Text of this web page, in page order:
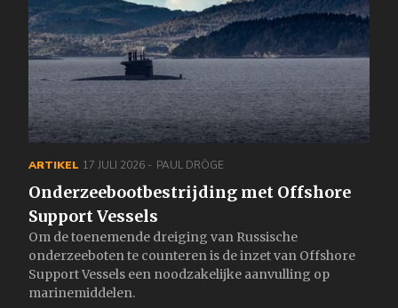
ARTIKEL 17 JULI 2026 PAUL DRÖGE
Onderzeebootbestrijding met Offshore
Support Vessels
Om de toenemende dreiging van Russische
onderzeeboten te counteren is de inzet van Offshore
Support Vessels een noodzakelijke aanvulling op
marinemiddelen.